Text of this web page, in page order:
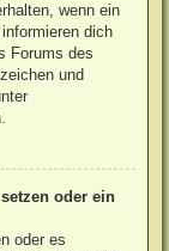
wenn ein
dich
Forums des
und
oder ein
oder es